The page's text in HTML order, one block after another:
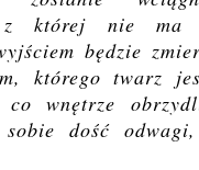
z której nie ma
będzie
którego twarz
co wnętrze
dość